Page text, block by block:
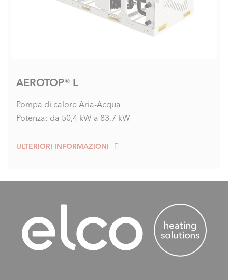
AEROTOP® L
Pompa di calore Aria-Acqua
Potenza: da 50,4 kW a 83,7 kW
ULTERIORI INFORMAZIONI